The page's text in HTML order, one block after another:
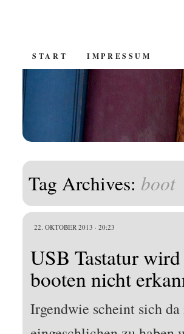
SKIP
CONTENT
START IMPRESSUM
Tag Archives: boot
22. OKTOBER 2013 · 20:23
USB Tastatur
booten nicht
Irgendwie scheint sich